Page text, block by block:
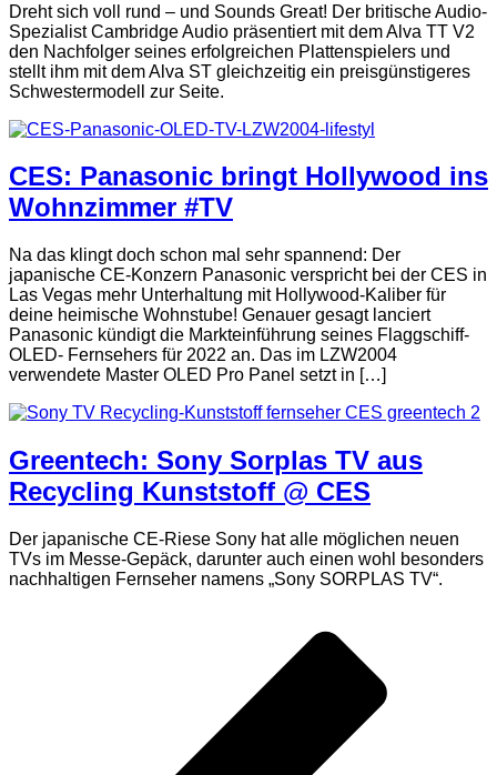
Dreht sich voll rund – und Sounds Great! Der britische Audio-
Spezialist Cambridge Audio präsentiert mit dem Alva TT V2
den Nachfolger seines erfolgreichen Plattenspielers und
stellt ihm mit dem Alva ST gleichzeitig ein preisgünstigeres
Schwestermodell zur Seite.
CES: Panasonic bringt Hollywood ins
Wohnzimmer #TV
Na das klingt doch schon mal sehr spannend: Der
japanische CE-Konzern Panasonic verspricht bei der CES in
Las Vegas mehr Unterhaltung mit Hollywood-Kaliber für
deine heimische Wohnstube! Genauer gesagt lanciert
Panasonic kündigt die Markteinführung seines Flaggschiff-
OLED- Fernsehers für 2022 an. Das im LZW2004
verwendete Master OLED Pro Panel setzt in […]
Greentech: Sony Sorplas TV aus
Recycling Kunststoff @ CES
Der japanische CE-Riese Sony hat alle möglichen neuen
TVs im Messe-Gepäck, darunter auch einen wohl besonders
nachhaltigen Fernseher namens „Sony SORPLAS TV“.